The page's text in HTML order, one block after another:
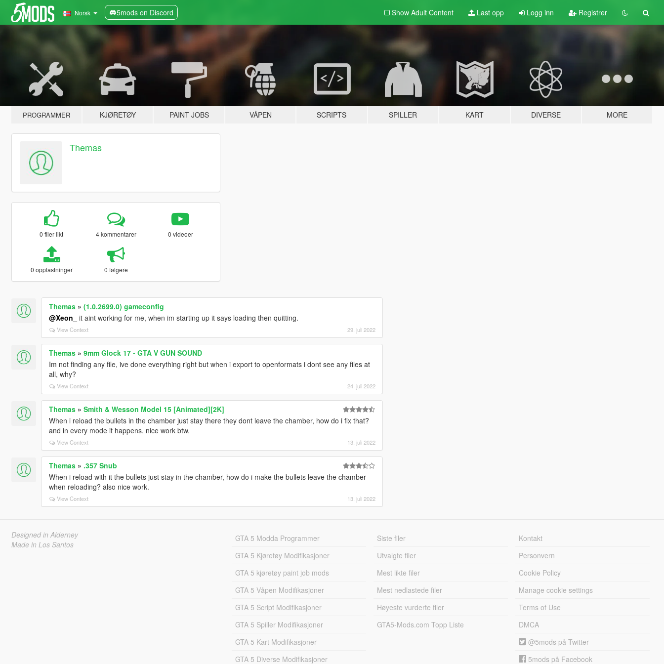
Norsk 5mods on Discord Show Adult Content Last opp Logg inn Registrer
PROGRAMMER KJØRETØY PAINT JOBS VÅPEN SCRIPTS SPILLER KART DIVERSE MORE
Themas
0 filer likt 4 kommentarer 0 videoer
0 opplastninger 0 følgere
Themas» (1.0.2699.0) gameconfig
@Xeon_
it aint working for me, when im starting up it says loading then quitting.
View Context 29. juli 2022
Themas» 9mm Glock 17 - GTA V GUN SOUND
Im not finding any file, ive done everything right but when i export to openformats i dont see any files at
all, why?
View Context 24. juli 2022
Themas» Smith & Wesson Model 15 [Animated][2K]
When i reload the bullets in the chamber just stay there they dont leave the chamber, how do i fix that?
and in every mode it happens. nice work btw.
View Context 13. juli 2022
Themas» .357 Snub
When i reload with it the bullets just stay in the chamber, how do i make the bullets leave the chamber
when reloading? also nice work.
View Context 13. juli 2022
Designed in Alderney
Made in Los Santos
GTA 5 Modda Programmer
GTA 5 Kjøretøy Modifikasjoner
GTA 5 kjøretøy paint job mods
GTA 5 Våpen Modifikasjoner
GTA 5 Script Modifikasjoner
GTA 5 Spiller Modifikasjoner
GTA 5 Kart Modifikasjoner
GTA 5 Diverse Modifikasjoner
Siste filer
Utvalgte filer
Mest likte filer
Mest nedlastede filer
Høyeste vurderte filer
GTA5-Mods.com Topp Liste
Kontakt
Personvern
Cookie Policy
Manage cookie settings
Terms of Use
DMCA
@5mods på Twitter
5mods på Facebook